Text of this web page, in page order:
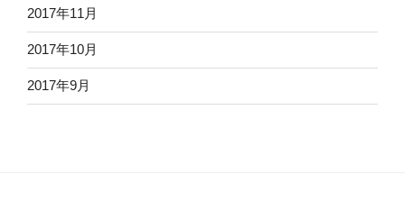
2017年11月
2017年10月
2017年9月